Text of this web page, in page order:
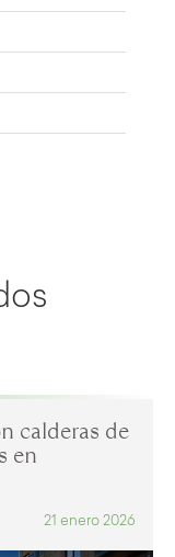
calderas de
en
21 enero 2026